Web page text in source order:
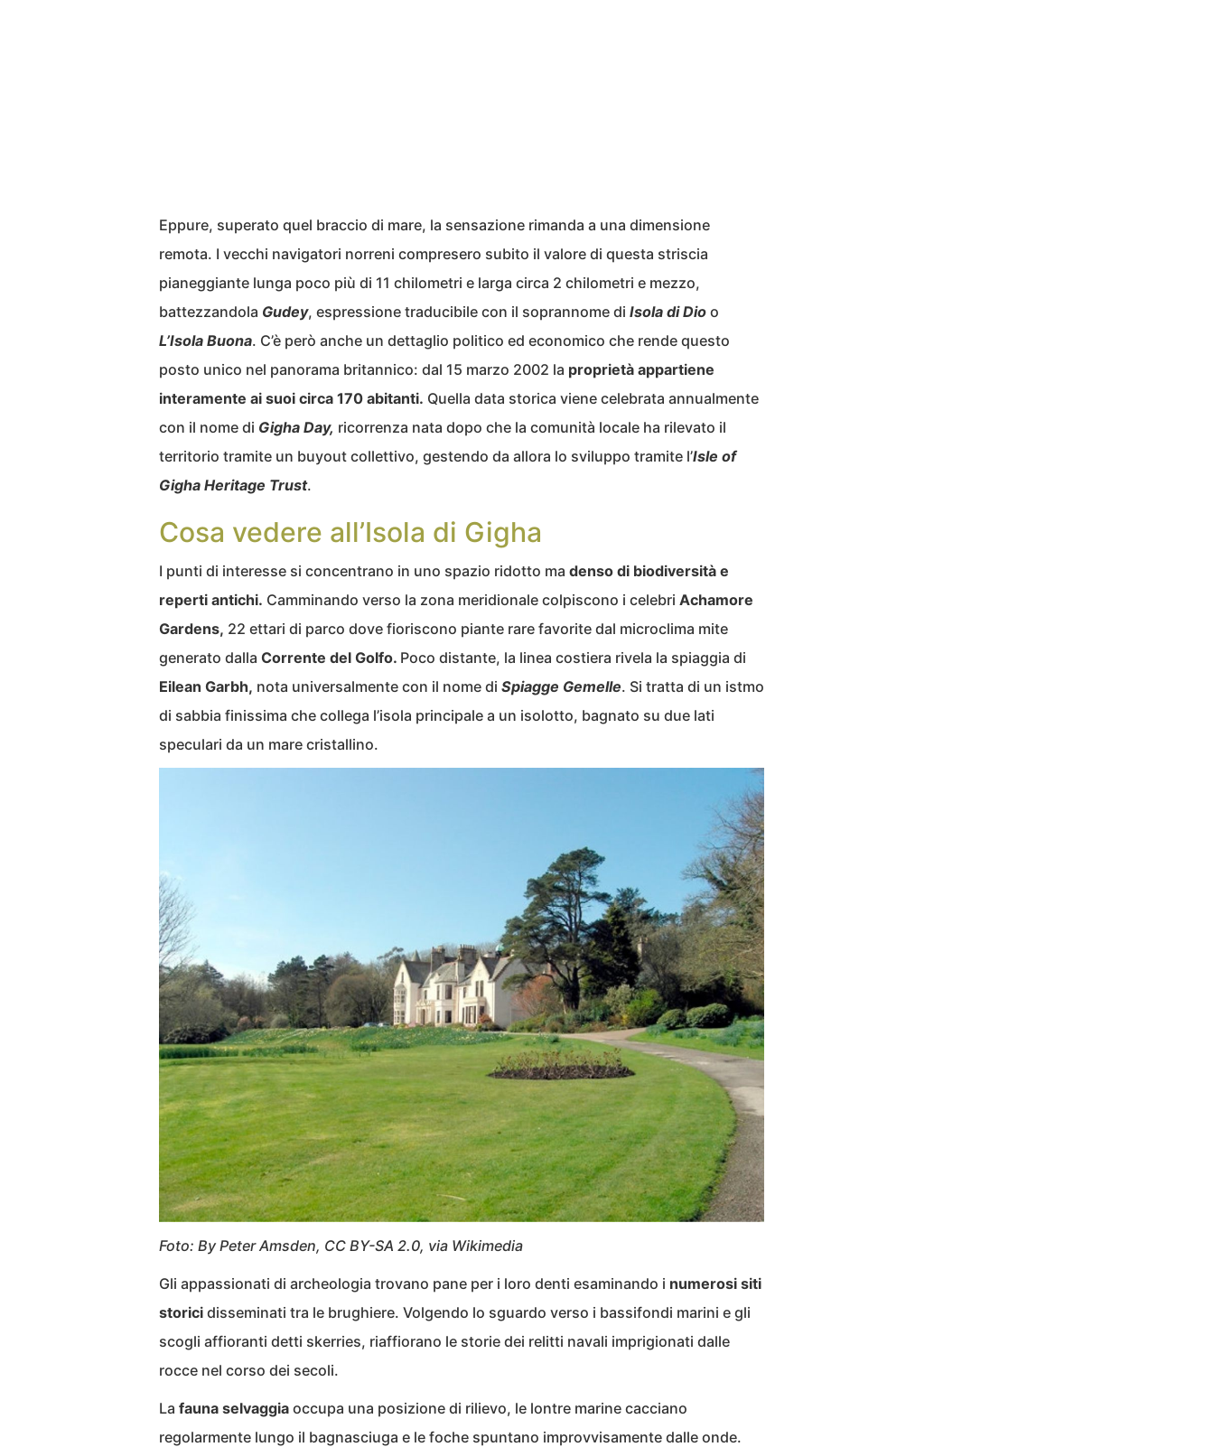
Eppure, superato quel braccio di mare, la sensazione rimanda a una dimensione
remota. I vecchi navigatori norreni compresero subito il valore di questa striscia
pianeggiante lunga poco più di 11 chilometri e larga circa 2 chilometri e mezzo,
battezzandola Gudey, espressione traducibile con il soprannome di Isola di Dio o
L’Isola Buona. C’è però anche un dettaglio politico ed economico che rende questo
posto unico nel panorama britannico: dal 15 marzo 2002 la proprietà appartiene
interamente ai suoi circa 170 abitanti. Quella data storica viene celebrata annualmente
con il nome di Gigha Day, ricorrenza nata dopo che la comunità locale ha rilevato il
territorio tramite un buyout collettivo, gestendo da allora lo sviluppo tramite l’Isle of
Gigha Heritage Trust.
Cosa vedere all’Isola di Gigha
I punti di interesse si concentrano in uno spazio ridotto ma denso di biodiversità e
reperti antichi. Camminando verso la zona meridionale colpiscono i celebri Achamore
Gardens, 22 ettari di parco dove fioriscono piante rare favorite dal microclima mite
generato dalla Corrente del Golfo. Poco distante, la linea costiera rivela la spiaggia di
Eilean Garbh, nota universalmente con il nome di Spiagge Gemelle. Si tratta di un istmo
di sabbia finissima che collega l’isola principale a un isolotto, bagnato su due lati
speculari da un mare cristallino.
Foto: By Peter Amsden, CC BY-SA 2.0, via Wikimedia
Gli appassionati di archeologia trovano pane per i loro denti esaminando i numerosi siti
storici disseminati tra le brughiere. Volgendo lo sguardo verso i bassifondi marini e gli
scogli affioranti detti skerries, riaffiorano le storie dei relitti navali imprigionati dalle
rocce nel corso dei secoli.
La fauna selvaggia occupa una posizione di rilievo, le lontre marine cacciano
regolarmente lungo il bagnasciuga e le foche spuntano improvvisamente dalle onde.